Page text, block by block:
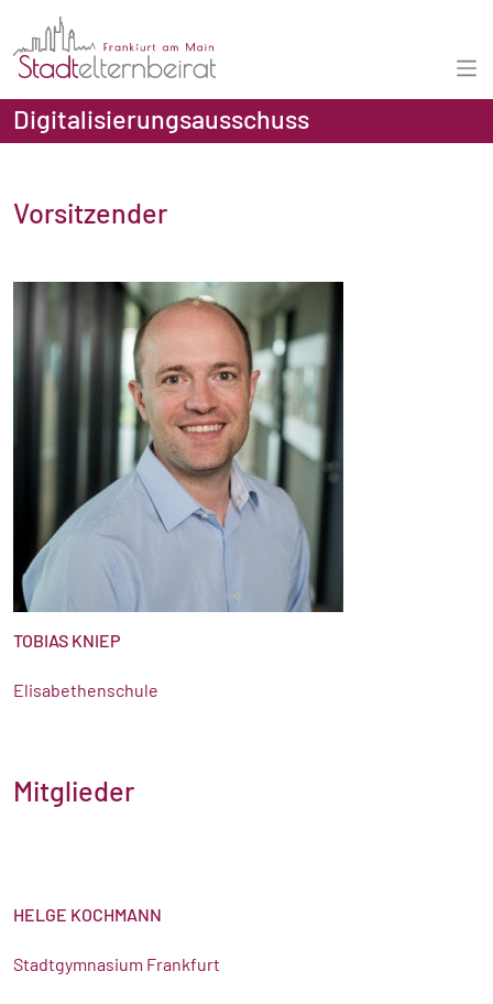
Digitalisierungsausschuss
Vorsitzender
TOBIAS KNIEP
Elisabethenschule
Mitglieder
HELGE KOCHMANN
Stadtgymnasium Frankfurt